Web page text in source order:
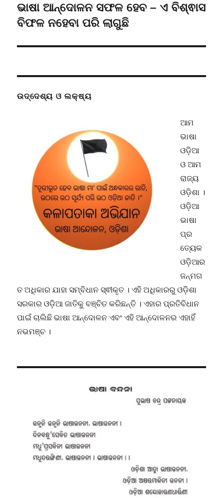
Next
post:
ଭାଷା ଆନ୍ଦୋଳନ ସଫଳ ହେବ – ଏ ବିଶ୍ଵାସ
ବିଫଳ ନହେବା ପରି ଲାଗୁଛି
ଉଦ୍ଦେଶ୍ୟ ଓ ଲକ୍ଷ୍ୟ
ଆମ
ଭାଷା
ଓଡ଼ିଆ
ଓ ଆମ
ରାଜ୍ୟ
ଓଡ଼ିଶା ।
ଓଡ଼ିଆ
ଭାଷା
ପ୍ର
ତ୍ୟେକ
ଓଡ଼ିଆର
ଜନ୍ମଗ
ତ ଅଧିକାର ଯାହା ସମ୍ବିଧାନ ସ୍ଵୀକୃତ । ଏହି ଅଧିକାରରୁ ଓଡ଼ିଶା
ସରକାର ଓଡ଼ିଆ ଜାତିକୁ ବଞ୍ଚିତ କରିଛନ୍ତି । ଏହାର ପ୍ରତିବିଧାନ
ପାଇଁ ଚାଲିଛି ଭାଷା ଆନ୍ଦୋଳନ ଏବଂ ଏହି ଆନ୍ଦୋଳନର ଏହାହିଁ
ନଭମଞ୍ଚ ।